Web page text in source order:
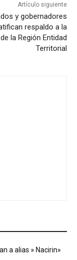
Artículo siguiente
y gobernadores
respaldo a la
la Región Entidad
Territorial
a alias » Nacirin»